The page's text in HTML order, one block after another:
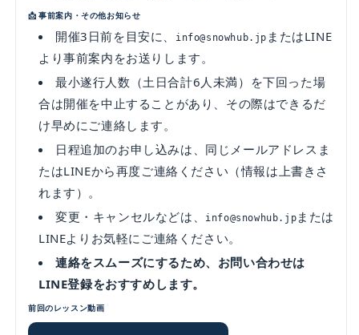
📩 事前案内・その他お知らせ
開催3日前を目安に、 info@snowhub.jp またはLINE
より事前案内をお送りします。
最小遂行人数（土日合計6人未満）を下回った場
合は開催を中止することがあり、その際はできるだ
け早めにご連絡します。
日程追加のお申し込みは、同じメールアドレスま
たはLINEから再度ご連絡ください（情報は上書きさ
れます）。
変更・キャンセルなどは、
info@snowhub.jp または
LINEよりお気軽にご連絡ください。
連絡をスムーズにするため、お問い合わせは
LINE登録をおすすめします。
前回のレッスン動画